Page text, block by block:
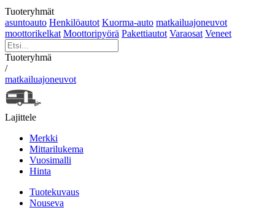
Tuoteryhmät
asuntoauto Henkilöautot Kuorma-auto matkailuajoneuvot
moottorikelkat Moottoripyörä Pakettiautot Varaosat Veneet
Tuoteryhmä
/
matkailuajoneuvot
Lajittele
Merkki
Mittarilukema
Vuosimalli
Hinta
Tuotekuvaus
Nouseva